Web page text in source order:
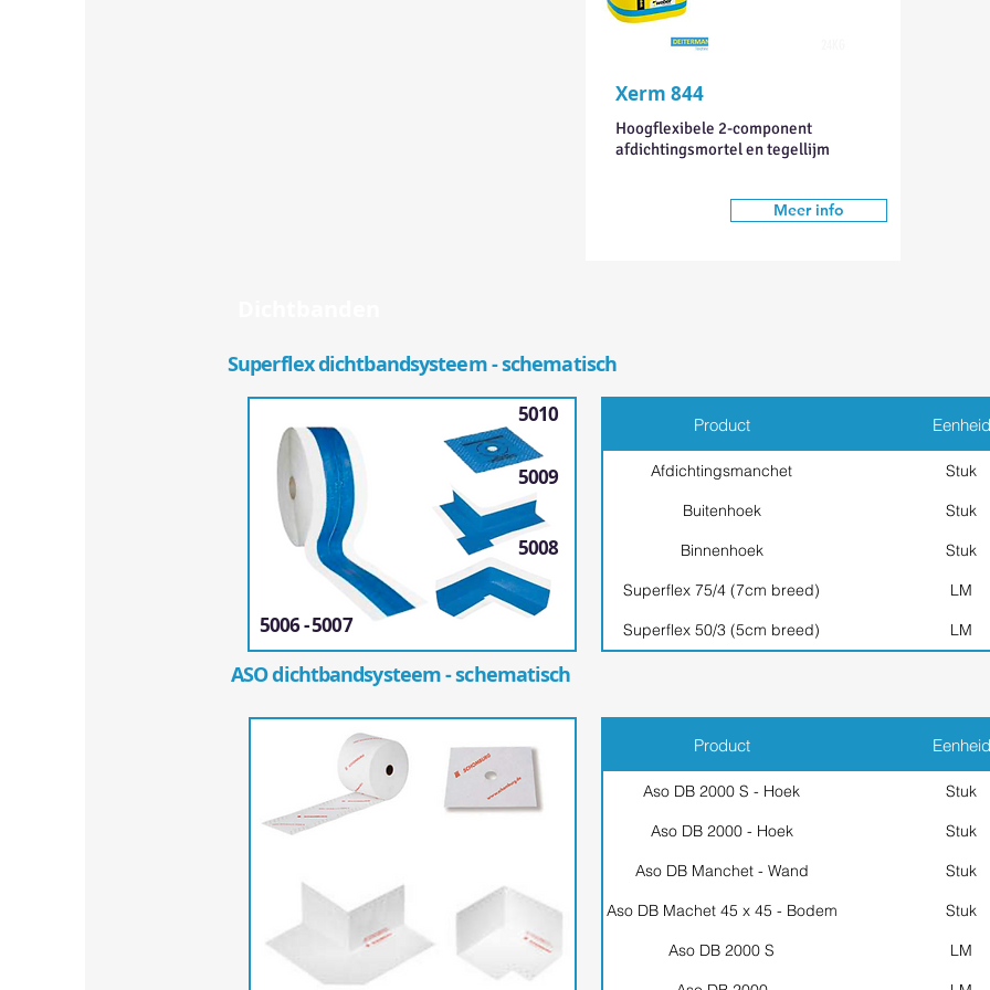
Xerm 844
Hoogflexibele 2-component
afdichtingsmortel en tegellijm
Meer info
Superflex dichtbandsysteem - schematisch
5010
5009
5008
5006 - 5007
Product Eenheid
Afdichtingsmanchet
Stuk
Buitenhoek
Stuk
Binnenhoek
Stuk
Superflex 75/4 (7cm breed)
LM
Superflex 50/3 (5cm breed)
LM
ASO dichtbandsysteem - schematisch
Product Eenheid
Aso DB 2000 S - Hoek
Stuk
Aso DB 2000 - Hoek
Stuk
Aso DB Manchet - Wand
Stuk
Aso DB Machet 45 x 45 - Bodem
Stuk
Aso DB 2000 S
LM